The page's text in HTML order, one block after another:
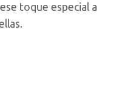
toque especial a